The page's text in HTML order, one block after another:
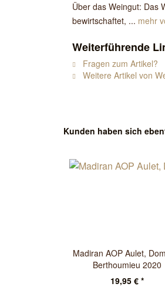
Über das Weingut: Das
bewirtschaftet, ... mehr
Weiterführende
Fragen zum Artikel?
Weitere Artikel von
Kunden haben sich
Madiran AOP Aulet,
Berthoumieu 2020
19,95 € *